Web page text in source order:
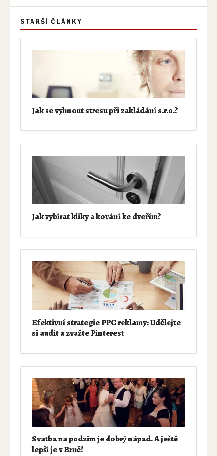
STARŠÍ ČLÁNKY
Jak se vyhnout stresu při zakládání s.r.o.?
Jak vybírat kliky a kování ke dveřím?
Efektivní strategie PPC reklamy: Udělejte
si audit a zvažte Pinterest
Svatba na podzim je dobrý nápad. A ještě
lepší je v Brně!